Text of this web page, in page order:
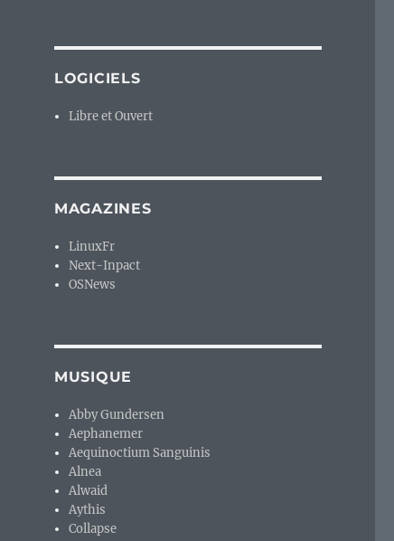
LOGICIELS
Libre et Ouvert
MAGAZINES
LinuxFr
Next-Inpact
OSNews
MUSIQUE
Abby Gundersen
Aephanemer
Aequinoctium Sanguinis
Alnea
Alwaid
Aythis
Collapse